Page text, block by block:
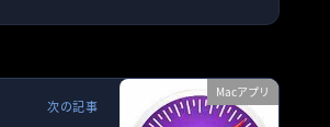
Macアプリ
次の記事